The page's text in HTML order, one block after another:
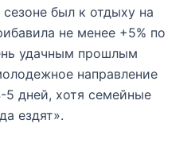
был к отдыху на
не менее +5% по
удачным прошлым
направление
5 дней, хотя семейные
ездят».